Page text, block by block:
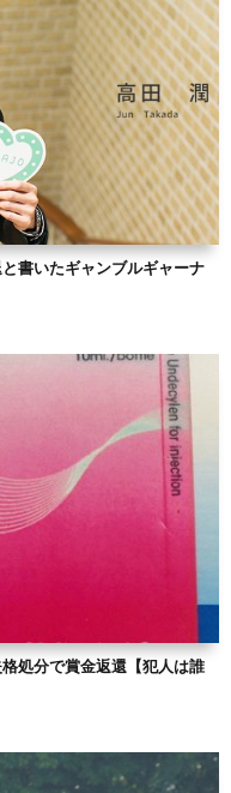
書いたギャンブルギャーナ
処分で賞金返還【犯人は誰